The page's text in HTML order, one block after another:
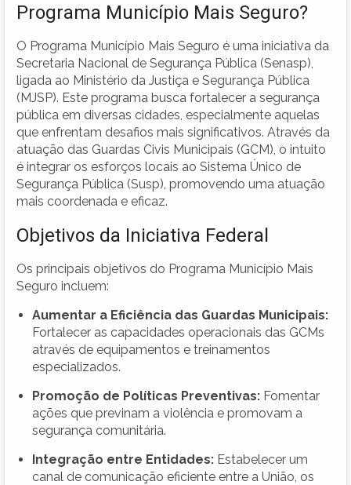
Programa Município Mais Seguro?
O Programa Município Mais Seguro é uma iniciativa da
Secretaria Nacional de Segurança Pública (Senasp),
ligada ao Ministério da Justiça e Segurança Pública
(MJSP). Este programa busca fortalecer a segurança
pública em diversas cidades, especialmente aquelas
que enfrentam desafios mais significativos. Através da
atuação das Guardas Civis Municipais (GCM), o intuito
é integrar os esforços locais ao Sistema Único de
Segurança Pública (Susp), promovendo uma atuação
mais coordenada e eficaz.
Objetivos da Iniciativa Federal
Os principais objetivos do Programa Município Mais
Seguro incluem:
Aumentar a Eficiência das Guardas Municipais:
Fortalecer as capacidades operacionais das GCMs
através de equipamentos e treinamentos
especializados.
Promoção de Políticas Preventivas: Fomentar
ações que previnam a violência e promovam a
segurança comunitária.
Integração entre Entidades: Estabelecer um
canal de comunicação eficiente entre a União, os